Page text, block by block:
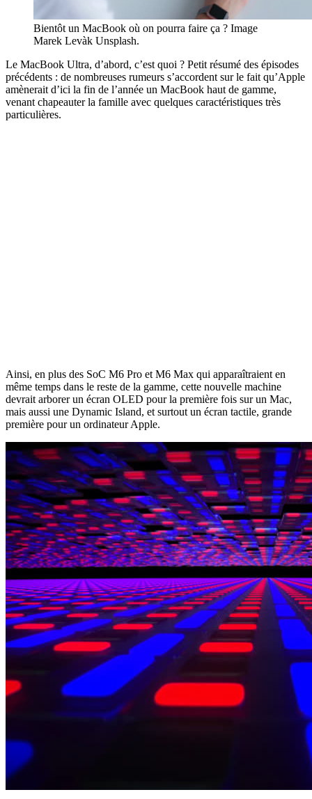
Bientôt un MacBook où on pourra faire ça ? Image
Marek Levàk Unsplash.
Le MacBook Ultra, d’abord, c’est quoi ? Petit résumé des épisodes
précédents : de nombreuses rumeurs s’accordent sur le fait qu’Apple
amènerait d’ici la fin de l’année un MacBook haut de gamme,
venant chapeauter la famille avec quelques caractéristiques très
particulières.
Ainsi, en plus des SoC M6 Pro et M6 Max qui apparaîtraient en
même temps dans le reste de la gamme, cette nouvelle machine
devrait arborer un écran OLED pour la première fois sur un Mac,
mais aussi une Dynamic Island, et surtout un écran tactile, grande
première pour un ordinateur Apple.